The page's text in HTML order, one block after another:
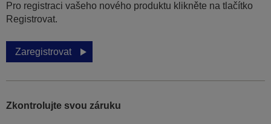
Pro registraci vašeho nového produktu klikněte na tlačítko
Registrovat.
Zaregistrovat
Zkontrolujte svou záruku